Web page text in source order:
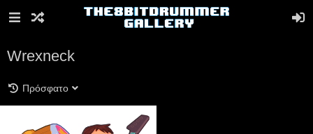
Wrexneck
Πρόσφατο